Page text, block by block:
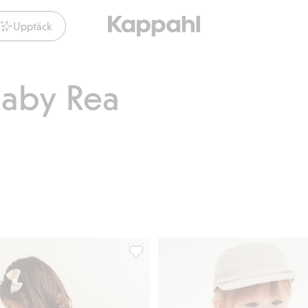
Upptäck
Rea
insida, Lägg till i favoriter